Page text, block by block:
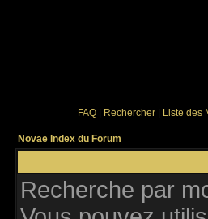
FAQ Rechercher Liste des
Novae Index du Forum
Recherche par